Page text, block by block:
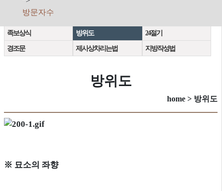
방문자수
계촌법
간지대조표
족보상식
방위도
24절기
경조문
제사상차리는법 지방작성법
방위도
home > 방위도
※ 묘소의 좌향